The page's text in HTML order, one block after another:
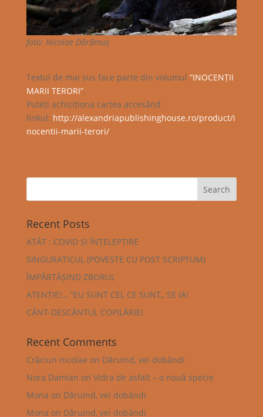
foto: Nicolae Dărămuș
Textul de mai sus face parte din volumul “INOCENȚII
MARII TERORI”.
Puteți achiziționa cartea accesând
linkul: http://alexandriapublishinghouse.ro/product/i
nocentii-marii-terori/
Recent Posts
ATÂT : COVID ȘI ÎNȚELEPȚIRE
SINGURATICUL (POVESTE CU POST SCRIPTUM)
ÎMPĂRTĂȘIND ZBORUL
ATENȚIE!… ”EU SUNT CEL CE SUNT„ SE IA!
CÂNT-DESCÂNTUL COPILĂRIEI
Recent Comments
Crăciun nicolae on Dăruind, vei dobândi
Nora Damian on Vidra de asfalt – o nouă specie
Mona on Dăruind, vei dobândi
Mona on Dăruind, vei dobândi